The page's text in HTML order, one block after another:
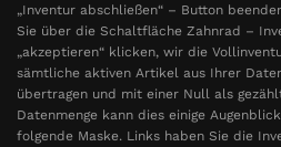
„Inventur abschließen“ – Button
Sie über die Schaltfläche Zahnrad –
„akzeptieren“ klicken, wir die
sämtliche aktiven Artikel aus Ihrer
übertragen und mit einer Null als
Datenmenge kann dies einige
folgende Maske. Links haben Sie die